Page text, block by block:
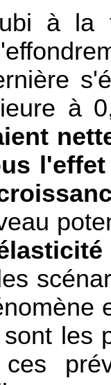
à la
à
les